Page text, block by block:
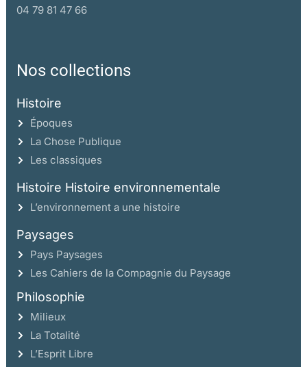
04 79 81 47 66
Nos collections
Histoire
Époques
La Chose Publique
Les classiques
Histoire Histoire environnementale
L’environnement a une histoire
Paysages
Pays Paysages
Les Cahiers de la Compagnie du Paysage
Philosophie
Milieux
La Totalité
L’Esprit Libre